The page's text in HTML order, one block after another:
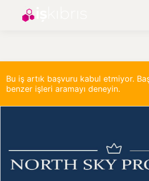
Bu iş artık başvuru kabul etmiyor.
benzer işleri aramayı deneyin.